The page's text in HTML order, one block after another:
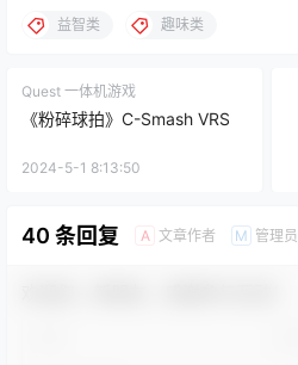
益智类 趣味类
Quest 一体机游戏
《粉碎球拍》C-Smash VRS
2024-5-1 8:13:50
40 条回复 A 文章作者 M 管理员